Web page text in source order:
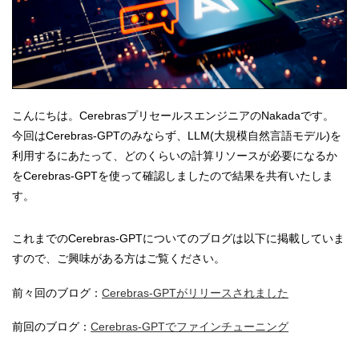
こんにちは。CerebrasプリセールスエンジニアのNakadaです。
今回はCerebras-GPTのみならず、LLM(大規模自然言語モデル)を
利用するにあたって、どのくらいの計算リソースが必要になるか
をCerebras-GPTを使って確認しましたので結果を共有いたしま
す。
これまでのCerebras-GPTについてのブログは以下に掲載していま
すので、ご興味がある方はご覧ください。
前々回のブログ： Cerebras-GPTがリリースされました
前回のブログ： Cerebras-GPTでファインチューニング